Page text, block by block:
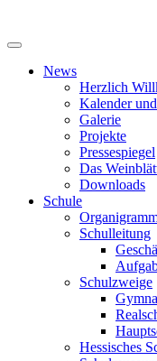
News
Herzlich
Kalender
Galerie
Projekte
Pressespiegel
Das
Downloads
Schule
Schulleitung
Schulzweige
Hessisches